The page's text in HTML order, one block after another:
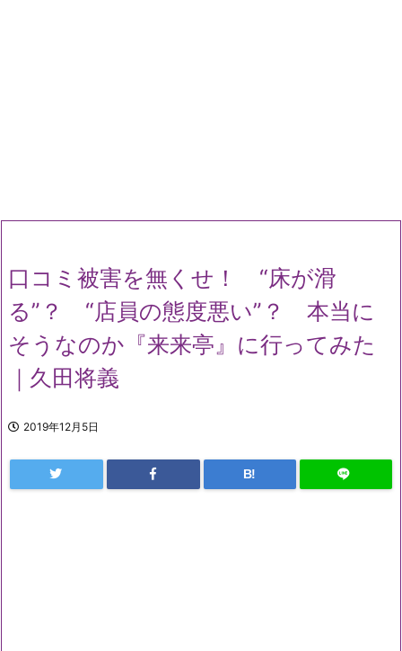
口コミ被害を無くせ！ “床が滑
る”？ “店員の態度悪い”？ 本当に
そうなのか『来来亭』に行ってみた
｜久田将義
2019年12月5日
B!